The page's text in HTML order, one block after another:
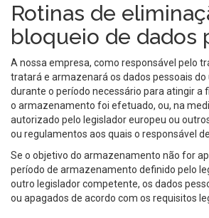
Rotinas de
bloqueio de dados
A nossa empresa, como responsável pelo
tratará e armazenará os dados pessoais
durante o período necessário para atingir a
o armazenamento foi efetuado, ou, na
autorizado pelo legislador europeu ou
ou regulamentos aos quais o responsável
Se o objetivo do armazenamento não for
período de armazenamento definido pelo
outro legislador competente, os dados
ou apagados de acordo com os requisitos